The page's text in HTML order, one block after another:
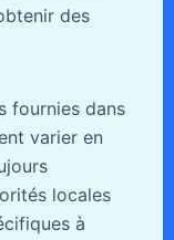
des
fournies dans
varier en
locales
à